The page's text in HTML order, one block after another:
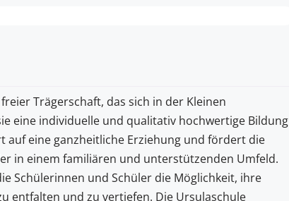
Trägerschaft, das sich in der Kleinen
eine individuelle und qualitativ hochwertige Bildung
auf eine ganzheitliche Erziehung und fördert die
in einem familiären und unterstützenden Umfeld.
Schülerinnen und Schüler die Möglichkeit, ihre
entfalten und zu vertiefen. Die Ursulaschule